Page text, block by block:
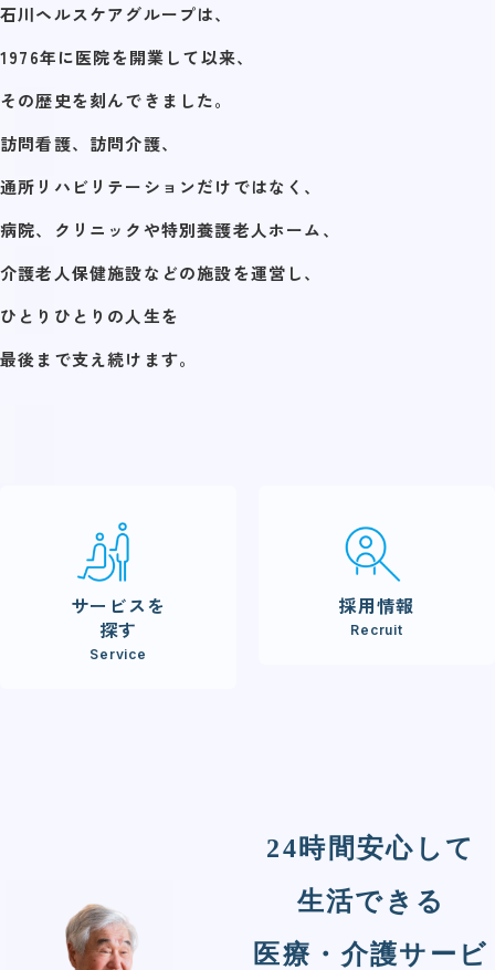
石川ヘルスケアグループは、
1976年に医院を開業して以来、
その歴史を刻んできました。
訪問看護、訪問介護、
通所リハビリテーションだけではなく、
病院、クリニックや特別養護老人ホーム、
介護老人保健施設などの施設を運営し、
ひとりひとりの人生を
最後まで支え続けます。
サービスを
探す
Service
採用情報
Recruit
24時間安心して
生活できる
医療・介護サービ